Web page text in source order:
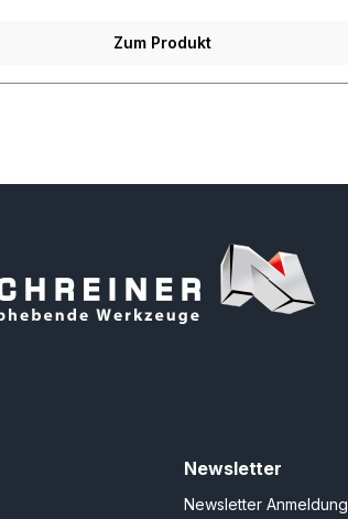
Zum Produkt
Newsletter
Newsletter Anmeldung